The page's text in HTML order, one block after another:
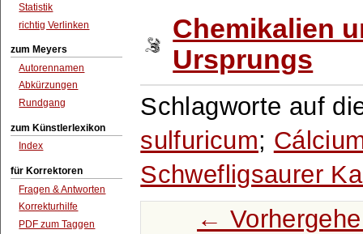
Statistik
richtig Verlinken
zum Meyers
Autorennamen
Abkürzungen
Rundgang
zum Künstlerlexikon
Index
für Korrektoren
Fragen & Antworten
Korrekturhilfe
PDF zum Taggen
Chemikalien
Ursprungs
Schlagworte auf
sulfuricum;
Schwefligsaurer
←